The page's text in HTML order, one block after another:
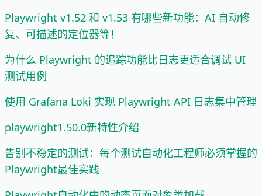
Playwright v1.52 和 v1.53 有哪些新功能：AI 自动修
复、可描述的定位器等！
为什么 Playwright 的追踪功能比日志更适合调试 UI
测试用例
使用 Grafana Loki 实现 Playwright API 日志集中管理
playwright1.50.0新特性介绍
告别不稳定的测试：每个测试自动化工程师必须掌握的
Playwright最佳实践